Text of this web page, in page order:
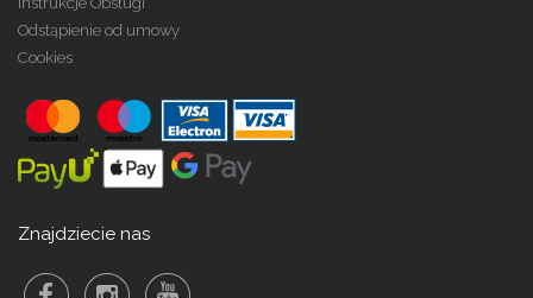
Odstąpienie od umowy
Cookies
Znajdziecie nas